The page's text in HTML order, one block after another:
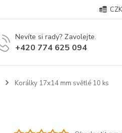
Nevíte si rady? Zavolejte.
+420 774 625 094
Korálky 17x14 mm světlé 10 ks